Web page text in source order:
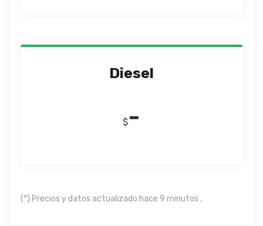
Diesel
$-
(*) Precios y datos actualizado hace 9 minutos .